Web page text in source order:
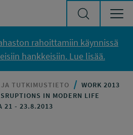
rahoittamiin käynnissä
hankkeisiin. Lue lisää.
TUTKIMUSTIETO
WORK 2013
IN MODERN LIFE
21 - 23.8.2013